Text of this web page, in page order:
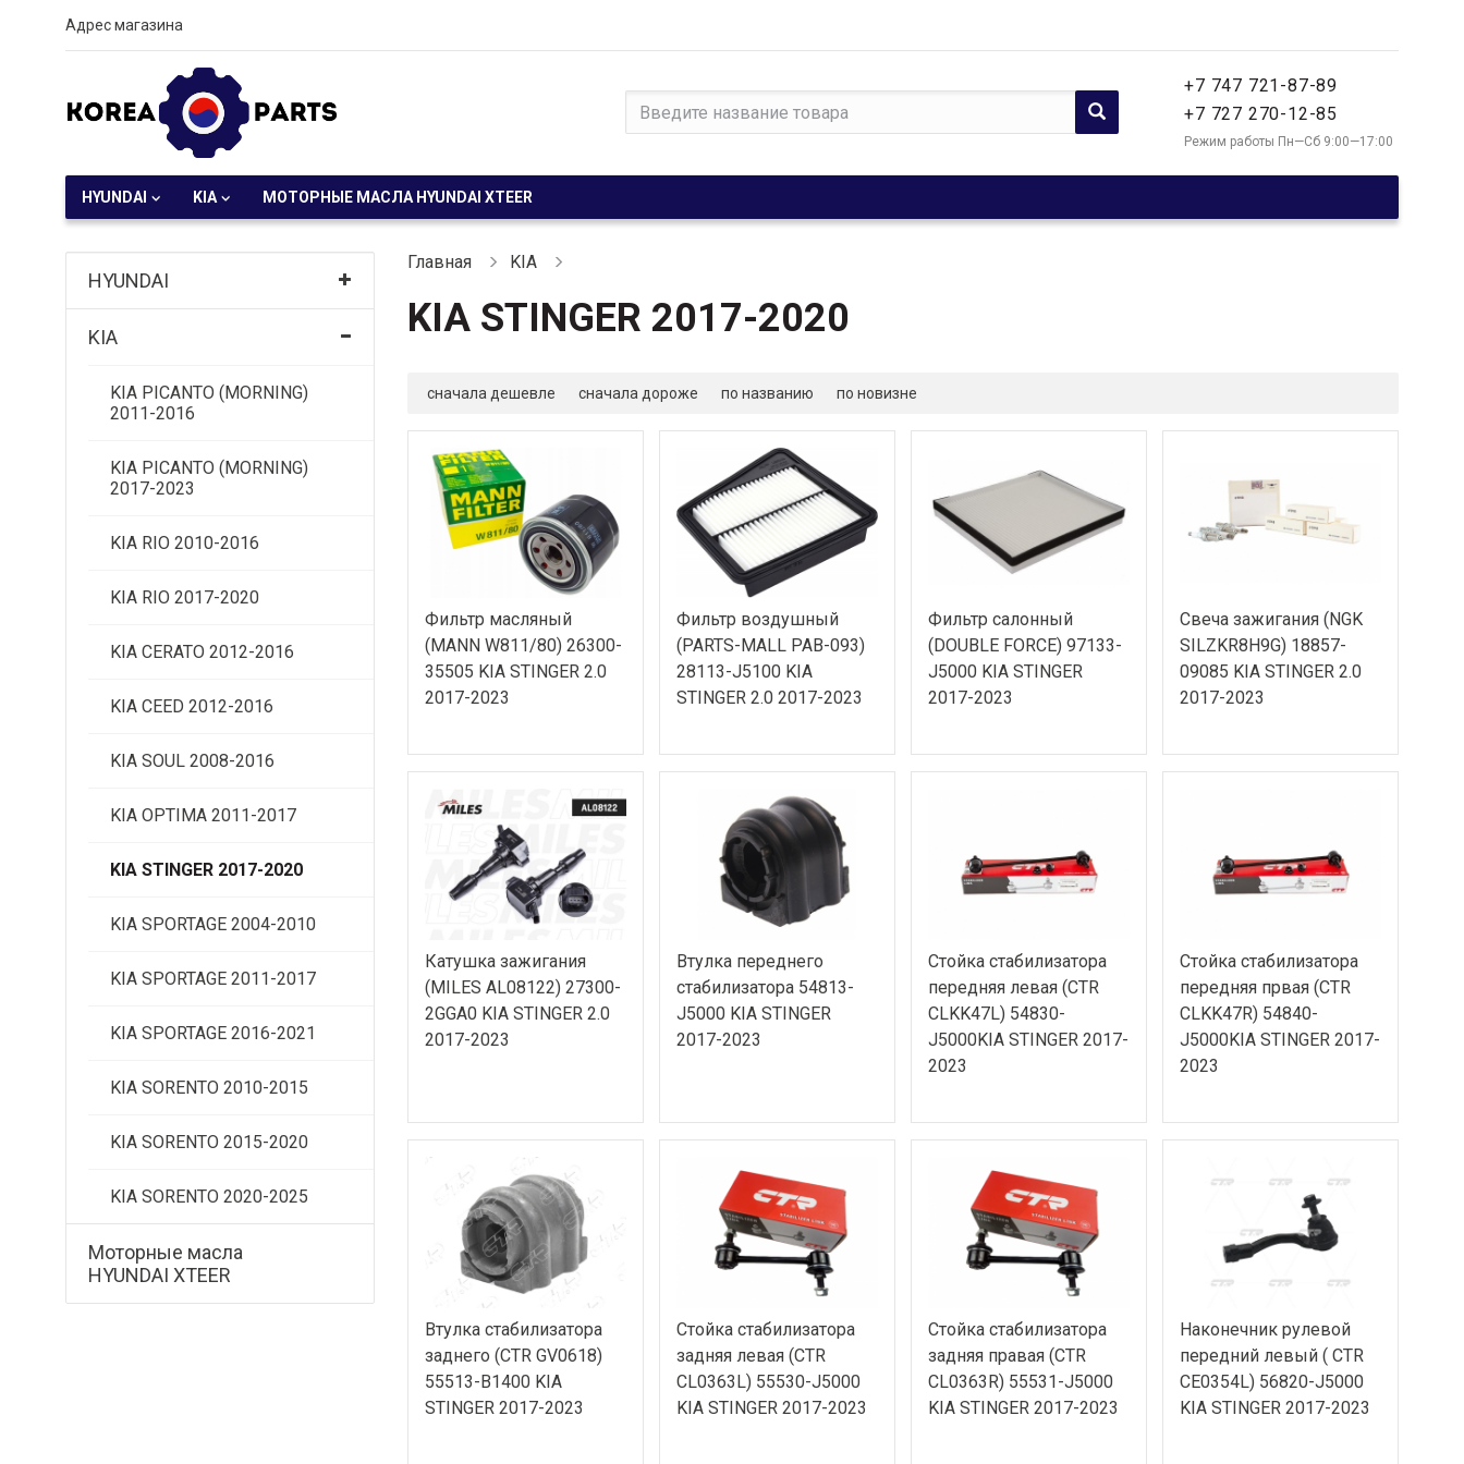
Адрес магазина
+7 747 721-87-89
+7 727 270-12-85
Режим работы Пн—Сб 9:00—17:00
HYUNDAI KIA МОТОРНЫЕ МАСЛА HYUNDAI XTEER
HYUNDAI
KIA
KIA PICANTO (MORNING)
2011-2016
KIA PICANTO (MORNING)
2017-2023
KIA RIO 2010-2016
KIA RIO 2017-2020
KIA CERATO 2012-2016
KIA CEED 2012-2016
KIA SOUL 2008-2016
KIA OPTIMA 2011-2017
KIA STINGER 2017-2020
KIA SPORTAGE 2004-2010
KIA SPORTAGE 2011-2017
KIA SPORTAGE 2016-2021
KIA SORENTO 2010-2015
KIA SORENTO 2015-2020
KIA SORENTO 2020-2025
Моторные масла
HYUNDAI XTEER
Главная KIA
KIA STINGER 2017-2020
сначала дешевле сначала дороже по названию по новизне
Фильтр масляный
(MANN W811/80) 26300-
35505 KIA STINGER 2.0
2017-2023
Фильтр воздушный
(PARTS-MALL PAB-093)
28113-J5100 KIA
STINGER 2.0 2017-2023
Фильтр салонный
(DOUBLE FORCE) 97133-
J5000 KIA STINGER
2017-2023
Свеча зажигания (NGK
SILZKR8H9G) 18857-
09085 KIA STINGER 2.0
2017-2023
Катушка зажигания
(MILES AL08122) 27300-
2GGA0 KIA STINGER 2.0
2017-2023
Втулка переднего
стабилизатора 54813-
J5000 KIA STINGER
2017-2023
Стойка стабилизатора
передняя левая (CTR
CLKK47L) 54830-
J5000KIA STINGER 2017-
2023
Стойка стабилизатора
передняя првая (CTR
CLKK47R) 54840-
J5000KIA STINGER 2017-
2023
Втулка стабилизатора
заднего (CTR GV0618)
55513-B1400 KIA
STINGER 2017-2023
Стойка стабилизатора
задняя левая (CTR
CL0363L) 55530-J5000
KIA STINGER 2017-2023
Стойка стабилизатора
задняя правая (CTR
CL0363R) 55531-J5000
KIA STINGER 2017-2023
Наконечник рулевой
передний левый ( CTR
CE0354L) 56820-J5000
KIA STINGER 2017-2023